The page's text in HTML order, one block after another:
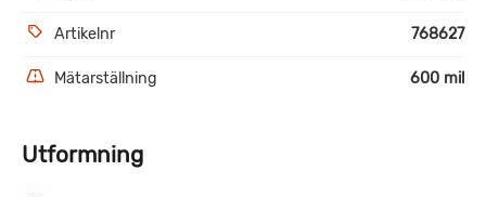
Artikelnr 768627
Mätarställning 600 mil
Utformning